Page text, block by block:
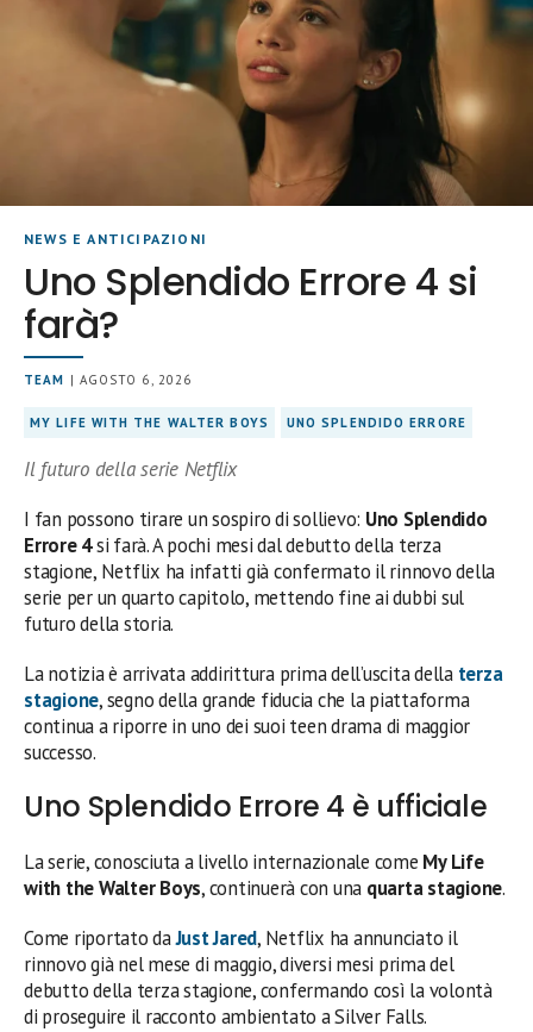
NEWS E ANTICIPAZIONI
Uno Splendido Errore 4 si
farà?
TEAM | AGOSTO 6, 2026
MY LIFE WITH THE WALTER BOYS UNO SPLENDIDO ERRORE
Il futuro della serie Netflix
I fan possono tirare un sospiro di sollievo: Uno Splendido
Errore 4si farà. A pochi mesi dal debutto della terza
stagione, Netflix ha infatti già confermato il rinnovo della
serie per un quarto capitolo, mettendo fine ai dubbi sul
futuro della storia.
La notizia è arrivata addirittura prima dell’uscita della terza
stagione, segno della grande fiducia che la piattaforma
continua a riporre in uno dei suoi teen drama di maggior
successo.
Uno Splendido Errore 4 è ufficiale
La serie, conosciuta a livello internazionale come My Life
with the Walter Boys, continuerà con una quarta stagione.
Come riportato daJust Jared, Netflix ha annunciato il
rinnovo già nel mese di maggio, diversi mesi prima del
debutto della terza stagione, confermando così la volontà
di proseguire il racconto ambientato a Silver Falls.